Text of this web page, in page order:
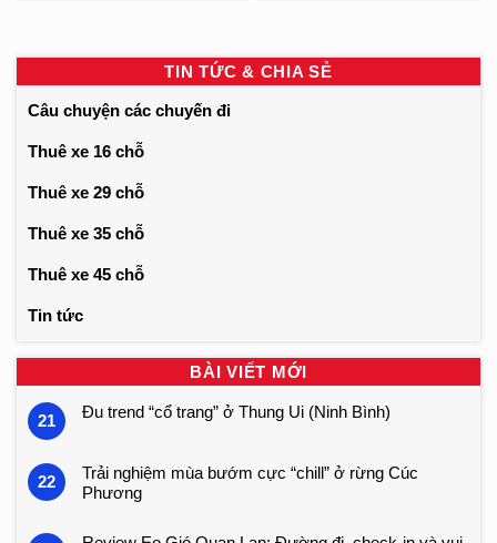
TIN TỨC & CHIA SẺ
Câu chuyện các chuyến đi
Thuê xe 16 chỗ
Thuê xe 29 chỗ
Thuê xe 35 chỗ
Thuê xe 45 chỗ
Tin tức
BÀI VIẾT MỚI
21 Đu trend “cổ trang” ở Thung Ui (Ninh Bình)
22
Trải nghiệm mùa bướm cực “chill” ở rừng Cúc
Phương